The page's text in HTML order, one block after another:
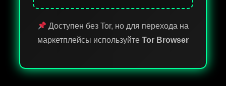
Доступен без Tor, но для перехода на
маркетплейсы используйте Tor Browser